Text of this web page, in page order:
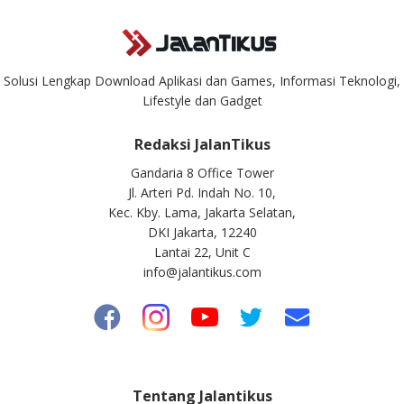
Solusi Lengkap Download Aplikasi dan Games, Informasi Teknologi,
Lifestyle dan Gadget
Redaksi JalanTikus
Gandaria 8 Office Tower
Jl. Arteri Pd. Indah No. 10,
Kec. Kby. Lama, Jakarta Selatan,
DKI Jakarta, 12240
Lantai 22, Unit C
info@jalantikus.com
Tentang Jalantikus